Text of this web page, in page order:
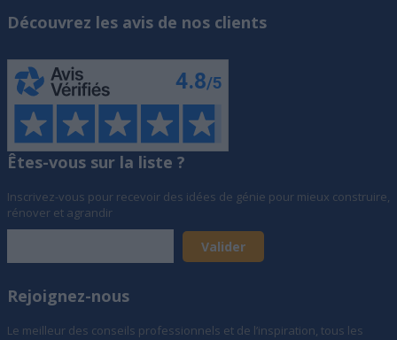
Découvrez les avis de nos clients
Êtes-vous sur la liste ?
Inscrivez-vous pour recevoir des idées de génie pour mieux construire,
rénover et agrandir
Rejoignez-nous
Le meilleur des conseils professionnels et de l’inspiration, tous les